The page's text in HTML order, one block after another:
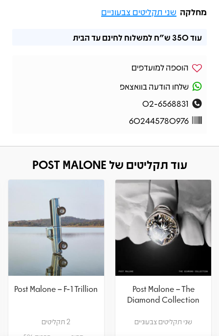
מחלקה שני תקליטים צבעוניים
עוד350 ש"ח למשלוח לחינם עד הבית
הוספה למועדפים
שלחו הודעה בוואצאפ
02-6568831
602445780976
עוד תקליטים של POST MALONE
Post Malone – The
Diamond Collection
שני תקליטים צבעוניים
Post Malone – F-1 Trillion
2 תקליטים